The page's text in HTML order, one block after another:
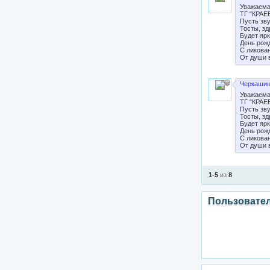
ТГ
Пусть
Тосты,
Будет
День
С
От души
ТГ
Пусть
Тосты,
Будет
День
С
От души
1-5 из 8